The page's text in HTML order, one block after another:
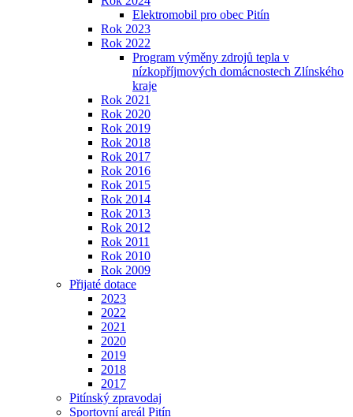
Elektromobil pro obec Pitín
Rok 2023
Rok 2022
Program výměny zdrojů tepla v
nízkopříjmových domácnostech Zlínského
kraje
Rok 2021
Rok 2020
Rok 2019
Rok 2018
Rok 2017
Rok 2016
Rok 2015
Rok 2014
Rok 2013
Rok 2012
Rok 2011
Rok 2010
Rok 2009
Přijaté dotace
2023
2022
2021
2020
2019
2018
2017
Pitínský zpravodaj
Sportovní areál Pitín